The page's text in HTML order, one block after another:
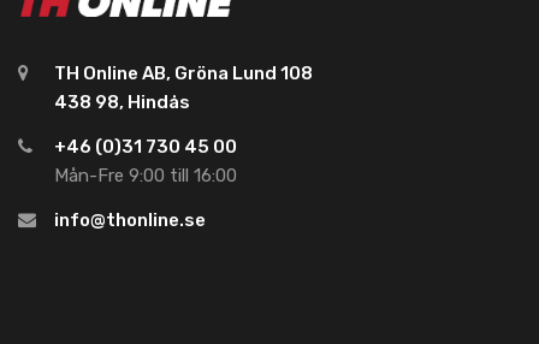
TH Online AB, Gröna Lund 108
438 98, Hindås
+46 (0)31 730 45 00
Mån-Fre 9:00 till 16:00
info@thonline.se